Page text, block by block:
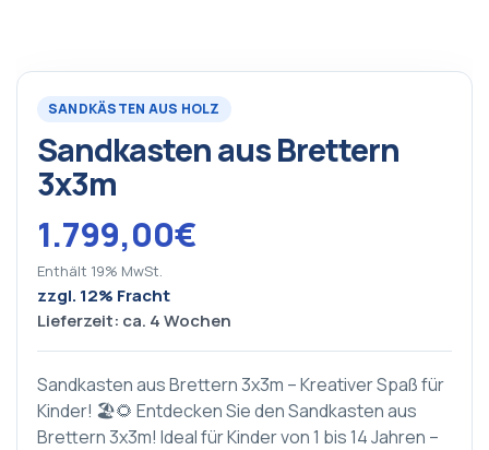
SANDKÄSTEN AUS HOLZ
Sandkasten aus Brettern
3x3m
1.799,00€
Enthält 19% MwSt.
zzgl. 12% Fracht
Lieferzeit: ca. 4 Wochen
Sandkasten aus Brettern 3x3m – Kreativer Spaß für
Kinder! 🏖️🌻 Entdecken Sie den Sandkasten aus
Brettern 3x3m! Ideal für Kinder von 1 bis 14 Jahren –